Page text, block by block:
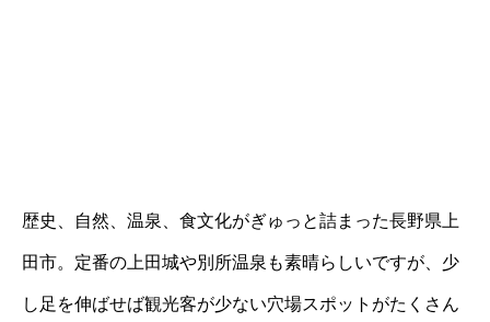
歴史、自然、温泉、食文化がぎゅっと詰まった長野県上
田市。定番の上田城や別所温泉も素晴らしいですが、少
し足を伸ばせば観光客が少ない穴場スポットがたくさん